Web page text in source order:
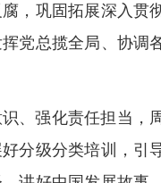
，巩固拓展深入贯
党总揽全局、协调
、强化责任担当，
分级分类培训，引